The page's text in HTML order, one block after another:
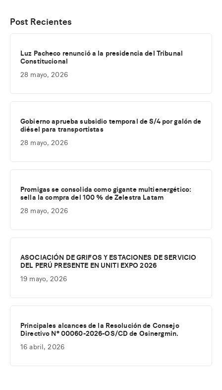
Post Recientes
Luz Pacheco renunció a la presidencia del Tribunal
Constitucional
28 mayo, 2026
Gobierno aprueba subsidio temporal de S/4 por galón de
diésel para transportistas
28 mayo, 2026
Promigas se consolida como gigante multienergético:
sella la compra del 100 % de Zelestra Latam
28 mayo, 2026
ASOCIACIÓN DE GRIFOS Y ESTACIONES DE SERVICIO
DEL PERÚ PRESENTE EN UNITI EXPO 2026
19 mayo, 2026
Principales alcances de la Resolución de Consejo
Directivo Nº 00060-2026-OS/CD de Osinergmin.
16 abril, 2026